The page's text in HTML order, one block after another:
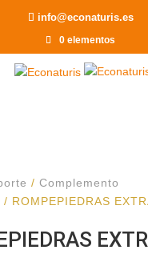
info@econaturis.es
0 elementos
/ Complemento
/ ROMPEPIEDRAS